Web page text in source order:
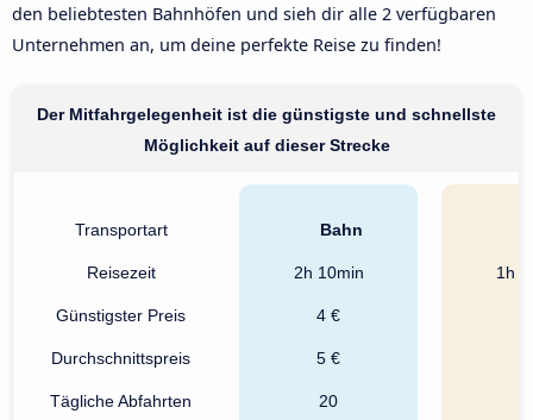
den beliebtesten Bahnhöfen und sieh dir alle 2 verfügbaren
Unternehmen an, um deine perfekte Reise zu finden!
Der Mitfahrgelegenheit ist die günstigste und schnellste
Möglichkeit auf dieser Strecke
Transportart
Reisezeit
Günstigster Preis
Durchschnittspreis
Tägliche Abfahrten
Bahn
2h 10min
4 €
5 €
20
1h